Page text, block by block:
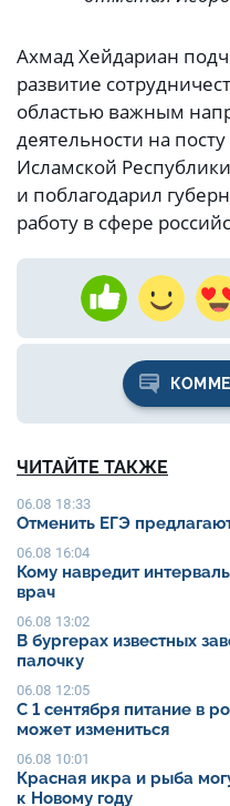
Ахмад Хейдариан
развитие
областью важным
деятельности на
Исламской
и поблагодарил
работу в сфере
ЧИТАЙТЕ ТАКЖЕ
06.08 18:33
Отменить ЕГЭ
06.08 16:04
Кому навредит
врач
06.08 13:02
В бургерах известных
палочку
06.08 12:05
С 1 сентября питание в
может измениться
06.08 10:01
Красная икра и рыба
к Новому году